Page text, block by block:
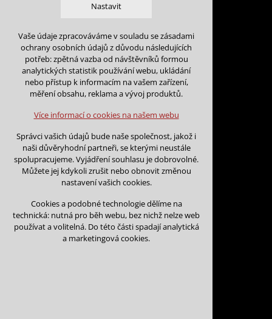
Rezervace na:
Zpět na kalendář
Na tento den nejsou podány
Na tento den nelze podávat
Nastavit
Technická cookies
nutná pro provozování webu
udržení kontextu stránek (session):
případná přihlášení, volby jazyka, apod.
Volitelná cookies
analytická pro anonymizované vyhodnocení
návštěvnosti
marketingová cookies (Google)
Více informací o cookies na našem webu
Odmítnout vše
Vaše údaje zpracováváme v souladu se zásadami
ochrany osobních údajů z důvodu následujících
potřeb: zpětná vazba od návštěvníků formou
analytických statistik používání webu, ukládání
nebo přístup k informacím na vašem zařízení,
měření obsahu, reklama a vývoj produktů.
Více informací o cookies na našem webu
Správci vašich údajů bude naše společnost, jakož i
naši důvěryhodní partneři, se kterými neustále
spolupracujeme. Vyjádření souhlasu je dobrovolné.
Můžete jej kdykoli zrušit nebo obnovit změnou
nastavení vašich cookies.
Cookies a podobné technologie dělíme na
technická: nutná pro běh webu, bez nichž nelze web
používat a volitelná. Do této části spadají analytická
a marketingová cookies.